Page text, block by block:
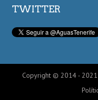
TWITTER
Copyright © 2014 -